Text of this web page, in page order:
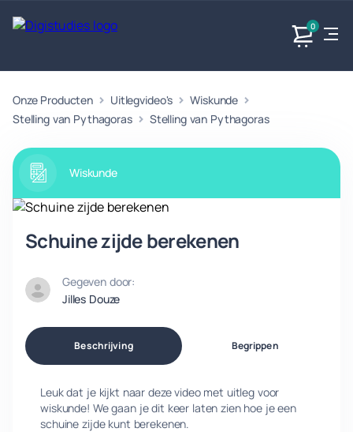
0
Exacte
vakken
Geen
vakken.
Taalvakken
Geen
vakken.
Maatschappijvakken
Geen vakken.
Onze Producten Uitlegvideo's
Wiskunde
Stelling van Pythagoras
Stelling van Pythagoras
Wiskunde
Schuine zijde berekenen
Gegeven door:
Jilles Douze
Beschrijving Begrippen
Leuk dat je kijkt naar deze video met uitleg voor
wiskunde! We gaan je dit keer laten zien hoe je een
schuine zijde kunt berekenen.